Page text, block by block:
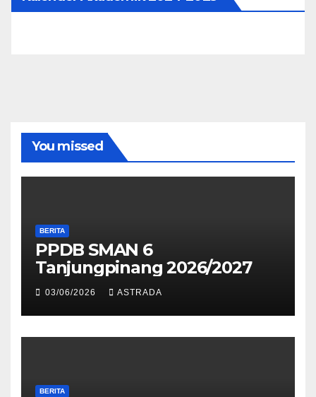
You missed
BERITA
PPDB SMAN 6
Tanjungpinang 2026/2027
03/06/2026 ASTRADA
BERITA